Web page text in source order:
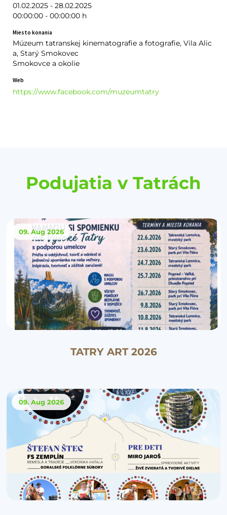
01.02.2025 - 28.02.2025
00:00:00 - 00:00:00 h
Miesto konania
Múzeum tatranskej kinematografie a fotografie, Vila Alic
a, Starý Smokovec
Smokovce a okolie
Web
https://www.facebook.com/muzeumtatry
Podujatia v Tatrách
09. Aug 2026
TATRY ART 2026
09. Aug 2026